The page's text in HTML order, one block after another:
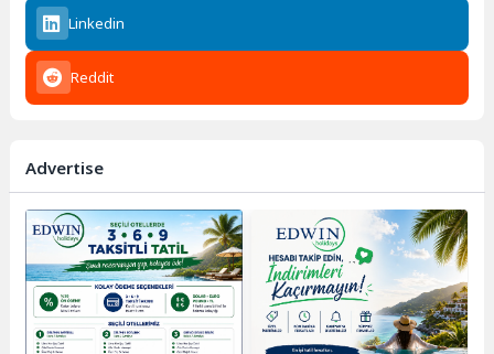
Linkedin
Reddit
Advertise